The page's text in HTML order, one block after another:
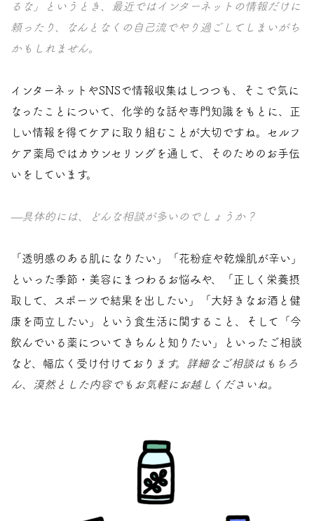
るな」というとき、最近ではインターネットの情報だけに
頼ったり、なんとなくの自己流でやり過ごしてしまいがち
かもしれません。
インターネットやSNSで情報収集はしつつも、そこで気に
なったことについて、化学的な話や専門知識をもとに、正
しい情報を得てケアに取り組むことが大切ですね。セルフ
ケア薬局ではカウンセリングを通して、そのためのお手伝
いをしています。
—具体的には、どんな相談が多いのでしょうか？
「透明感のある肌になりたい」「花粉症や乾燥肌が辛い」
といった季節・美容にまつわるお悩みや、「正しく栄養摂
取して、スポーツで結果を出したい」「大好きなお酒と健
康を両立したい」という食生活に関すること、そして「今
飲んでいる薬についてきちんと知りたい」といったご相談
など、幅広く受け付けており
ます。詳細なご相談はもちろ
ん、漠然とした内容でもお気軽にお越しくださいね。